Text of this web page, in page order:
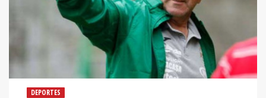
DEPORTES